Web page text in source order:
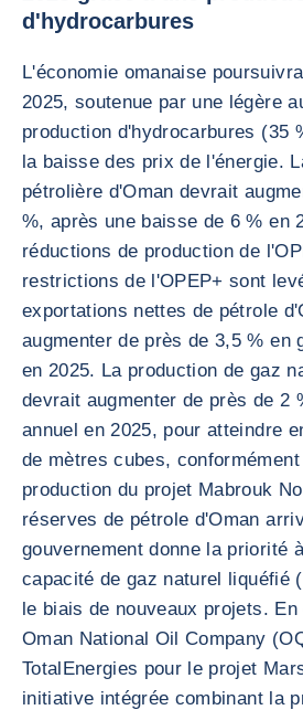
d'hydrocarbures
L'économie omanaise
2025, soutenue par une légère
production d'hydrocarbures (35
la baisse des prix de l'énergie.
pétrolière d'Oman devrait
%, après une baisse de 6 % en
réductions de production de
restrictions de l'OPEP+ sont
exportations nettes de pétrole
augmenter de près de 3,5 % en
en 2025. La production de gaz
devrait augmenter de près de 2
annuel en 2025, pour atteindre
de mètres cubes,
production du projet Mabrouk
réserves de pétrole d'Oman
gouvernement donne la priorité
capacité de gaz naturel liquéfié
le biais de nouveaux projets. En
Oman National Oil Company
TotalEnergies pour le projet
initiative intégrée combinant la